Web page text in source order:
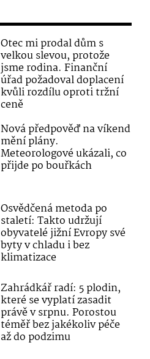
Otec mi prodal dům s
velkou slevou, protože
jsme rodina. Finanční
úřad požadoval doplacení
kvůli rozdílu oproti tržní
ceně
Nová předpověď na víkend
mění plány.
Meteorologové ukázali, co
přijde po bouřkách
Osvědčená metoda po
staletí: Takto udržují
obyvatelé jižní Evropy své
byty v chladu i bez
klimatizace
Zahrádkář radí: 5 plodin,
které se vyplatí zasadit
právě v srpnu. Porostou
téměř bez jakékoliv péče
až do podzimu